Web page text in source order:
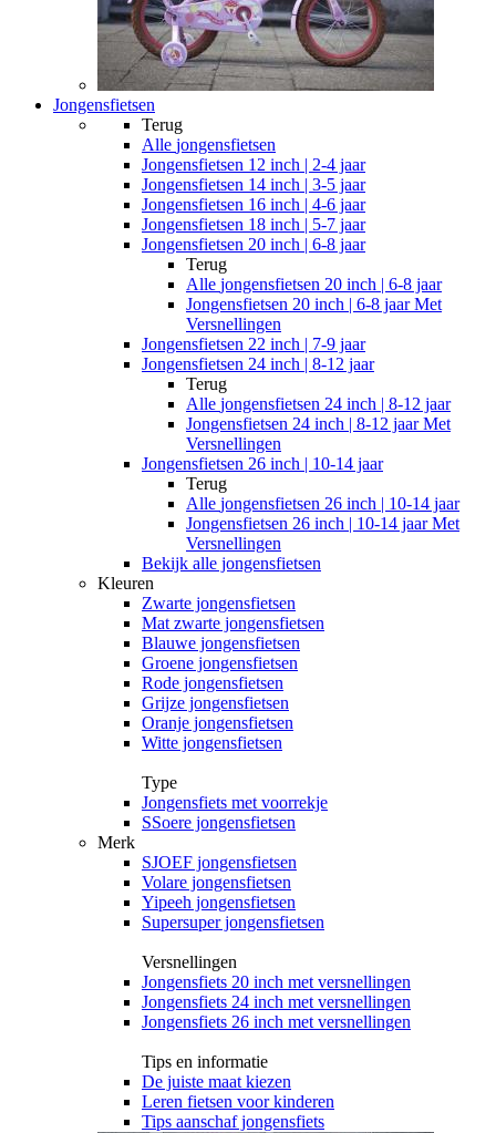
Jongensfietsen
Terug
Alle jongensfietsen
Jongensfietsen 12 inch | 2-4 jaar
Jongensfietsen 14 inch | 3-5 jaar
Jongensfietsen 16 inch | 4-6 jaar
Jongensfietsen 18 inch | 5-7 jaar
Jongensfietsen 20 inch | 6-8 jaar
Terug
Alle jongensfietsen 20 inch | 6-8 jaar
Jongensfietsen 20 inch | 6-8 jaar Met
Versnellingen
Jongensfietsen 22 inch | 7-9 jaar
Jongensfietsen 24 inch | 8-12 jaar
Terug
Alle jongensfietsen 24 inch | 8-12 jaar
Jongensfietsen 24 inch | 8-12 jaar Met
Versnellingen
Jongensfietsen 26 inch | 10-14 jaar
Terug
Alle jongensfietsen 26 inch | 10-14 jaar
Jongensfietsen 26 inch | 10-14 jaar Met
Versnellingen
Bekijk alle jongensfietsen
Kleuren
Zwarte jongensfietsen
Mat zwarte jongensfietsen
Blauwe jongensfietsen
Groene jongensfietsen
Rode jongensfietsen
Grijze jongensfietsen
Oranje jongensfietsen
Witte jongensfietsen
Type
Jongensfiets met voorrekje
SSoere jongensfietsen
Merk
SJOEF jongensfietsen
Volare jongensfietsen
Yipeeh jongensfietsen
Supersuper jongensfietsen
Versnellingen
Jongensfiets 20 inch met versnellingen
Jongensfiets 24 inch met versnellingen
Jongensfiets 26 inch met versnellingen
Tips en informatie
De juiste maat kiezen
Leren fietsen voor kinderen
Tips aanschaf jongensfiets